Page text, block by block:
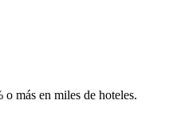
más en miles de hoteles.